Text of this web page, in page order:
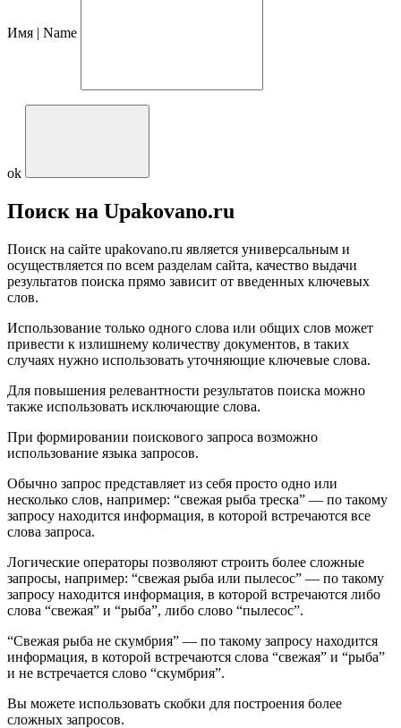
Имя | Name
ok
Поиск на Upakovano.ru
Поиск на сайте upakovano.ru является универсальным и
осуществляется по всем разделам сайта, качество выдачи
результатов поиска прямо зависит от введенных ключевых
слов.
Использование только одного слова или общих слов может
привести к излишнему количеству документов, в таких
случаях нужно использовать уточняющие ключевые слова.
Для повышения релевантности результатов поиска можно
также использовать исключающие слова.
При формировании поискового запроса возможно
использование языка запросов.
Обычно запрос представляет из себя просто одно или
несколько слов, например: “свежая рыба треска” — по такому
запросу находится информация, в которой встречаются все
слова запроса.
Логические операторы позволяют строить более сложные
запросы, например: “свежая рыба или пылесос” — по такому
запросу находится информация, в которой встречаются либо
слова “свежая” и “рыба”, либо слово “пылесос”.
“Свежая рыба не скумбрия” — по такому запросу находится
информация, в которой встречаются слова “свежая” и “рыба”
и не встречается слово “скумбрия”.
Вы можете использовать скобки для построения более
сложных запросов.